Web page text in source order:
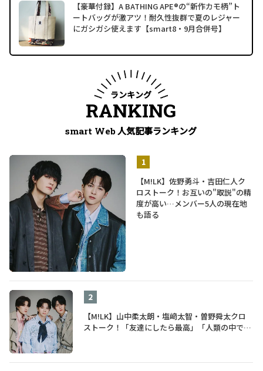
【豪華付録】A BATHING APE®の“新作カモ柄”ト
ートバッグが激アツ！耐久性抜群で夏のレジャー
にガシガシ使えます【smart8・9月合併号】
ランキング
RANKING
smart Web人気記事ランキング
【M!LK】佐野勇斗・吉田仁人ク
ロストーク！お互いの"取説"の精
度が高い…メンバー5人の現在地
も語る
【M!LK】山中柔太朗・塩﨑太智・曽野舜太クロ
ストーク！「友達にしたら最高」「人類の中で桁